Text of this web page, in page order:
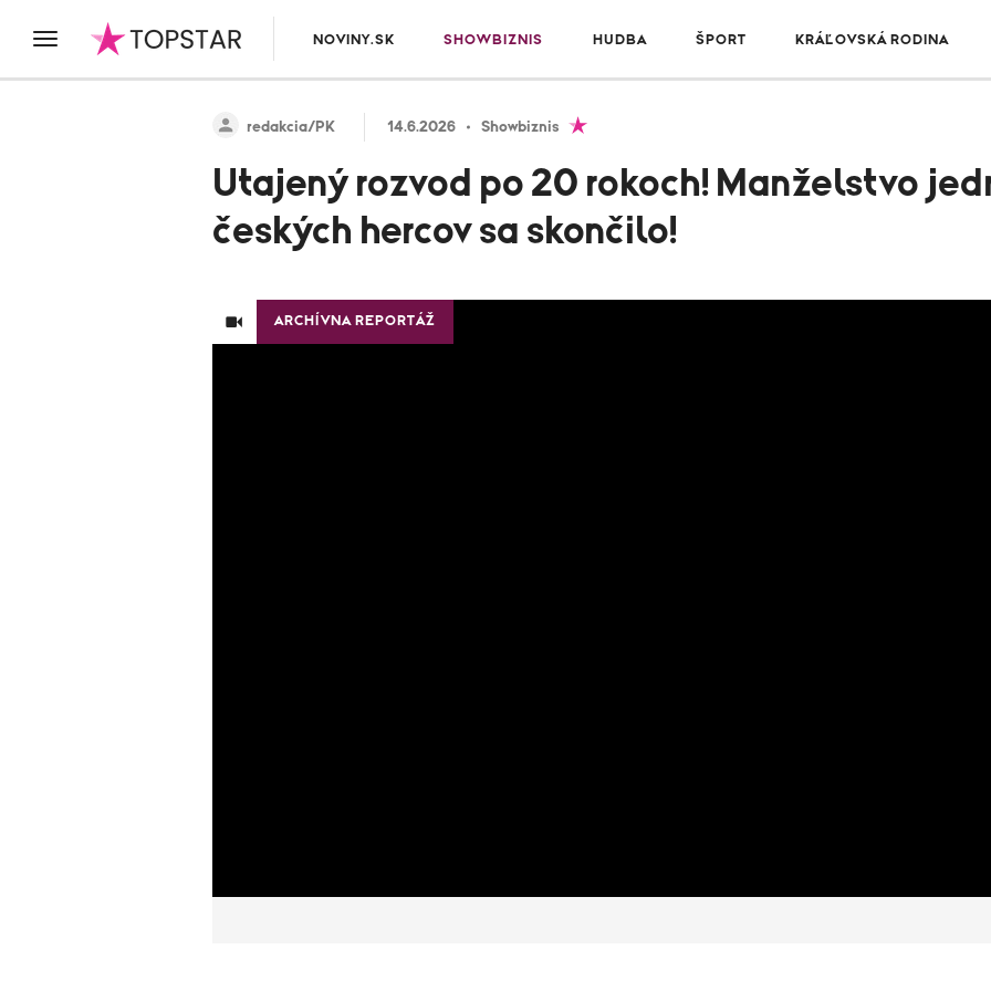
NOVINY.SK SHOWBIZNIS HUDBA ŠPORT KRÁĽOVSKÁ RODINA
redakcia/PK 14.6.2026 Showbiznis
Utajený rozvod po 20 rokoch! Manželstvo
českých hercov sa skončilo!
ARCHÍVNA REPORTÁŽ